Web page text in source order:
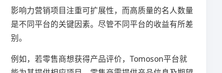
影响力营销项目注重可扩展性，而高质量的名人数量
是不同平台的关键因素。尽管不同平台的收益有所差
别。
例如，若零售商想获得产品评价，Tomoson平台就